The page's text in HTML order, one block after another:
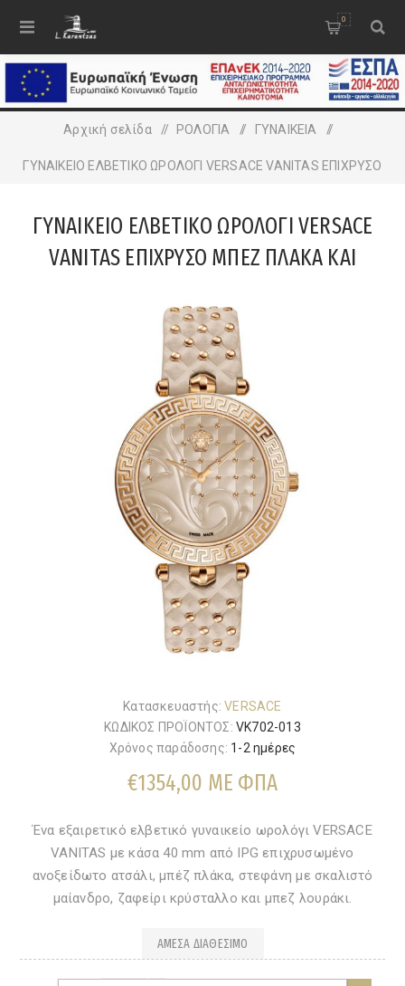
0
Αρχική σελίδα / ΡΟΛΟΓΙΑ / ΓΥΝΑΙΚΕΙA /
ΓΥΝΑΙΚΕΙΟ ΕΛΒΕΤΙΚΟ ΩΡΟΛΟΓΙ VERSACE VANITAS ΕΠΙΧΡΥΣΟ
ΓΥΝΑΙΚΕΙΟ ΕΛΒΕΤΙΚΟ ΩΡΟΛΟΓΙ VERSACE
VANITAS ΕΠΙΧΡΥΣΟ ΜΠΕΖ ΠΛΑΚΑ ΚΑΙ
Κατασκευαστής: VERSACE
ΚΩΔΙΚΟΣ ΠΡΟΪΟΝΤΟΣ: VK702-013
Χρόνος παράδοσης: 1-2 ημέρες
€1354,00 ΜΕ ΦΠΑ
Ένα εξαιρετικό ελβετικό γυναικείο ωρολόγι VERSACE
VANITAS με κάσα 40 mm από IPG επιχρυσωμένο
ανοξείδωτο ατσάλι, μπέζ πλάκα, στεφάνη με σκαλιστό
μαίανδρο, ζαφείρι κρύσταλλο και μπεζ λουράκι.
ΆΜΕΣΑ ΔΙΑΘΈΣΙΜΟ